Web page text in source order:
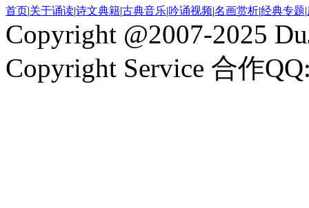
首页|关于诵读|诗文典籍|古典音乐|吟诵视频|名画赏析|经典专题|
Copyright @2007-2025
Copyright Service 合作